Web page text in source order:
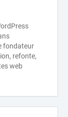
fondateur
refonte,
web